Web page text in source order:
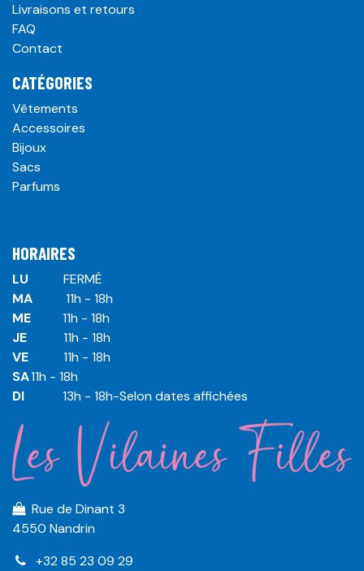
Livraisons et retours
FAQ
Contact
CATÉGORIES
Vêtements
Accessoires
Bijoux
Sacs
Parfums
HORAIRES
LU
​ ​FERMÉ
MA
​11h - 18h
ME
​11h - 18h
JE
​​11h - 18h
VE
​​​11h - 18h
SA​​​11h - 18h
DI
​​​ 13h - 18h-Selon dates affichées
Rue de Dinant 3
4550 Nandrin
+32 85 23 09 29